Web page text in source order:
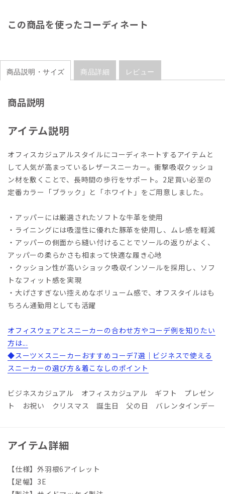
この商品を使ったコーディネート
商品説明・サイズ 商品詳細 レビュー
商品説明
アイテム説明
オフィスカジュアルスタイルにコーディネートするアイテムと
して人気が高まっているレザースニーカー。衝撃吸収クッショ
ン材を敷くことで、長時間の歩行をサポート。2足買い必至の
定番カラー「ブラック」と「ホワイト」をご用意しました。
・アッパーには厳選されたソフトな牛革を使用
・ライニングには吸湿性に優れた豚革を使用し、ムレ感を軽減
・アッパーの側面から縫い付けることでソールの返りがよく、
アッパーの柔らかさも相まって快適な履き心地
・クッション性が高いショック吸収インソールを採用し、ソフ
トなフィット感を実現
・大げさすぎない控えめなボリューム感で、オフスタイルはも
ちろん通勤用としても活躍
オフィスウェアとスニーカーの合わせ方やコーデ例を知りたい
方は...
◆スーツ×スニーカーおすすめコーデ7選｜ビジネスで使える
スニーカーの選び方＆着こなしのポイント
ビジネスカジュアル オフィスカジュアル ギフト プレゼン
ト お祝い クリスマス 誕生日 父の日 バレンタインデー
アイテム詳細
【仕様】外羽根6アイレット
【足幅】3E